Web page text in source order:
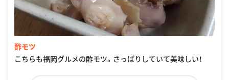
酢モツ
こちらも福岡グルメの酢モツ。さっぱりしていて美味しい！